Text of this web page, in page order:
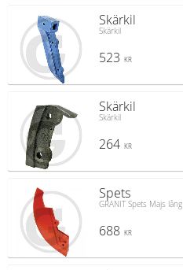
Skärkil
Skärkil
523 KR
Skärkil
Skärkil
264 KR
Spets
GRANIT Spets Majs lång
688 KR